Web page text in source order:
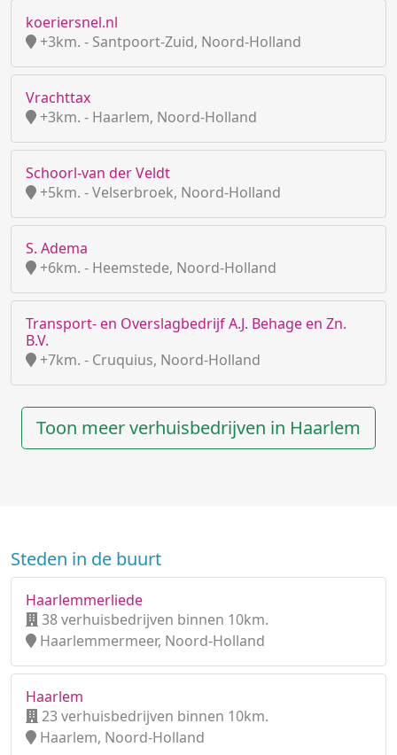
koeriersnel.nl
+3km. - Santpoort-Zuid, Noord-Holland
Vrachttax
+3km. - Haarlem, Noord-Holland
Schoorl-van der Veldt
+5km. - Velserbroek, Noord-Holland
S. Adema
+6km. - Heemstede, Noord-Holland
Transport- en Overslagbedrijf A.J. Behage en Zn.
B.V.
+7km. - Cruquius, Noord-Holland
Toon meer verhuisbedrijven in Haarlem
Steden in de buurt
Haarlemmerliede
38 verhuisbedrijven binnen 10km.
Haarlemmermeer, Noord-Holland
Haarlem
23 verhuisbedrijven binnen 10km.
Haarlem, Noord-Holland